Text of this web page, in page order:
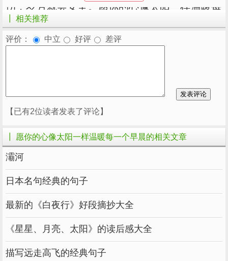
伤，岁月就会安全。愿你的心像太阳一样温暖每
一个早晨。早上好！
┃ 相关推荐
评价： 中立 好评 差评
【已有2位读者发表了评论】
┃ 愿你的心像太阳一样温暖每一个早晨的相关文章
灞河
日本名句经典的句子
最新的《白夜行》好段摘抄大全
《星星、月亮、太阳》的读后感大全
描写远走高飞的经典句子